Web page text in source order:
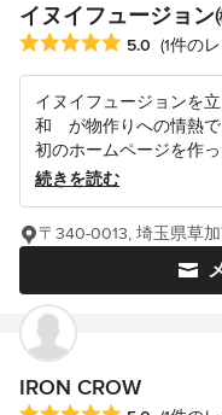
イヌイフュージョン
平均評価：5つ星中 星5
5.0 (1件の
イヌイフュージョンを
和 が物作りへの情熱で
初のホームページを作
続きを読む
〒340-0013, 埼玉県草
IRON CROW